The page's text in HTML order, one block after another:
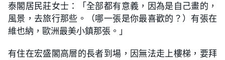
泰閣居民莊女士：「全部都有意義，因為是自己畫的，
風景，去旅行那些。（哪一張是你最喜歡的？）有張在
維也納，歐洲最美小鎮那張。」
有住在宏盛閣高層的長者到場，因無法走上樓梯，要拜